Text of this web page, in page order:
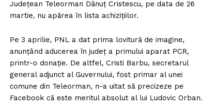
Județean Teleorman Dănuț Cristescu, pe data de 26
martie, nu apărea în lista achizițiilor.
Pe 3 aprilie, PNL a dat prima lovitură de imagine,
anunțând aducerea în județ a primului aparat PCR,
printr-o donație. De altfel, Cristi Barbu, secretarul
general adjunct al Guvernului, fost primar al unei
comune din Teleorman, n-a uitat să precizeze pe
Facebook că este meritul absolut al lui Ludovic Orban.